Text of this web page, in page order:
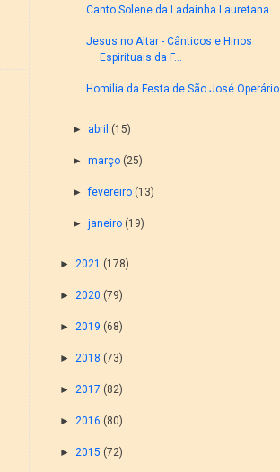
Canto Solene da Ladainha Lauretana
Jesus no Altar - Cânticos e Hinos
Espirituais da F...
Homilia da Festa de São José Operário
► abril (15)
►março (25)
►fevereiro (13)
►janeiro (19)
► 2021 (178)
► 2020 (79)
► 2019 (68)
► 2018 (73)
► 2017 (82)
► 2016 (80)
► 2015 (72)